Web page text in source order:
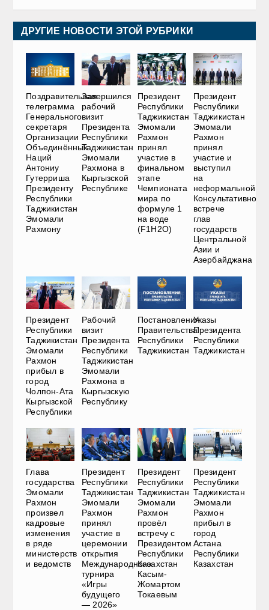
ДРУГИЕ НОВОСТИ ЭТОЙ РУБРИКИ
Поздравительная
телеграмма
Генерального
секретаря
Организации
Объединённых
Наций
Антониу
Гутерриша
Президенту
Республики
Таджикистан
Эмомали
Рахмону
Завершился
рабочий
визит
Президента
Республики
Таджикистан
Эмомали
Рахмона в
Кыргызской
Республике
Президент
Республики
Таджикистан
Эмомали
Рахмон
принял
участие в
финальном
этапе
Чемпионата
мира по
формуле 1
на воде
(F1H2O)
Президент
Республики
Таджикистан
Эмомали
Рахмон
принял
участие и
выступил
на
неформальной
Консультативной
встрече
глав
государств
Центральной
Азии и
Азербайджана
Президент
Республики
Таджикистан
Эмомали
Рахмон
прибыл в
город
Чолпон-Ата
Кыргызской
Республики
Рабочий
визит
Президента
Республики
Таджикистан
Эмомали
Рахмона в
Кыргызскую
Республику
Постановления
Правительства
Республики
Таджикистан
Указы
Президента
Республики
Таджикистан
Глава
государства
Эмомали
Рахмон
произвел
кадровые
изменения
в ряде
министерств
и ведомств
Президент
Республики
Таджикистан
Эмомали
Рахмон
принял
участие в
церемонии
открытия
Международного
турнира
«Игры
будущего
— 2026»
Президент
Республики
Таджикистан
Эмомали
Рахмон
провёл
встречу с
Президентом
Республики
Казахстан
Касым-
Жомартом
Токаевым
Президент
Республики
Таджикистан
Эмомали
Рахмон
прибыл в
город
Астана
Республики
Казахстан